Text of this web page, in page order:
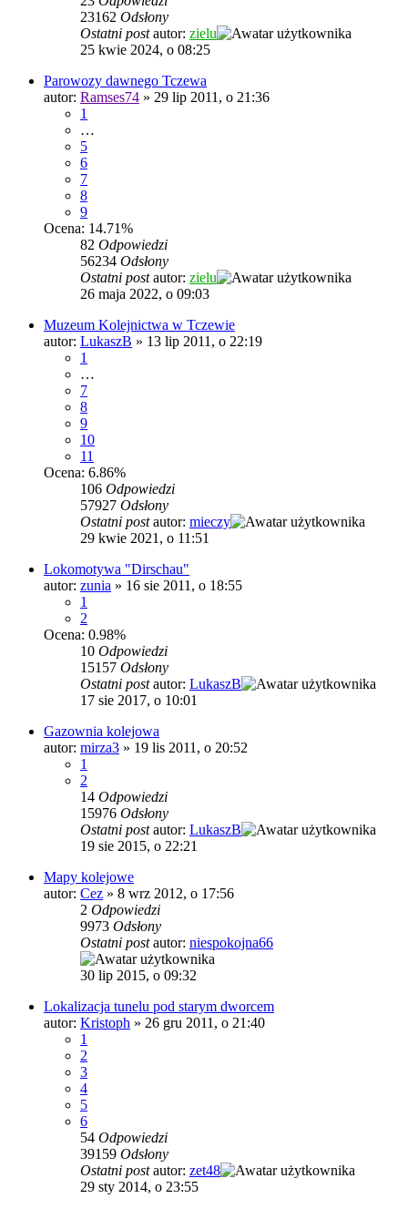
23162 Odsłony
Ostatni postautor: zielu
25 kwie 2024, o 08:25
Parowozy dawnego Tczewa
autor: Ramses74 » 29 lip 2011, o 21:36
1
…
5
6
7
8
9
Ocena: 14.71%
82 Odpowiedzi
56234 Odsłony
Ostatni postautor: zielu
26 maja 2022, o 09:03
Muzeum Kolejnictwa w Tczewie
autor: LukaszB » 13 lip 2011, o 22:19
1
…
7
8
9
10
11
Ocena: 6.86%
106 Odpowiedzi
57927 Odsłony
Ostatni postautor: mieczy
29 kwie 2021, o 11:51
Lokomotywa "Dirschau"
autor: zunia » 16 sie 2011, o 18:55
1
2
Ocena: 0.98%
10 Odpowiedzi
15157 Odsłony
Ostatni postautor: LukaszB
17 sie 2017, o 10:01
Gazownia kolejowa
autor: mirza3 » 19 lis 2011, o 20:52
1
2
14 Odpowiedzi
15976 Odsłony
Ostatni postautor: LukaszB
19 sie 2015, o 22:21
Mapy kolejowe
autor: Cez » 8 wrz 2012, o 17:56
2 Odpowiedzi
9973 Odsłony
Ostatni postautor: niespokojna66
30 lip 2015, o 09:32
Lokalizacja tunelu pod starym dworcem
autor: Kristoph » 26 gru 2011, o 21:40
1
2
3
4
5
6
54 Odpowiedzi
39159 Odsłony
Ostatni postautor: zet48
29 sty 2014, o 23:55